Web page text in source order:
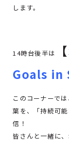
します。
14時台後半は 【
Goals in
このコーナーで
葉を、「持続可
信！
皆さんと一緒に